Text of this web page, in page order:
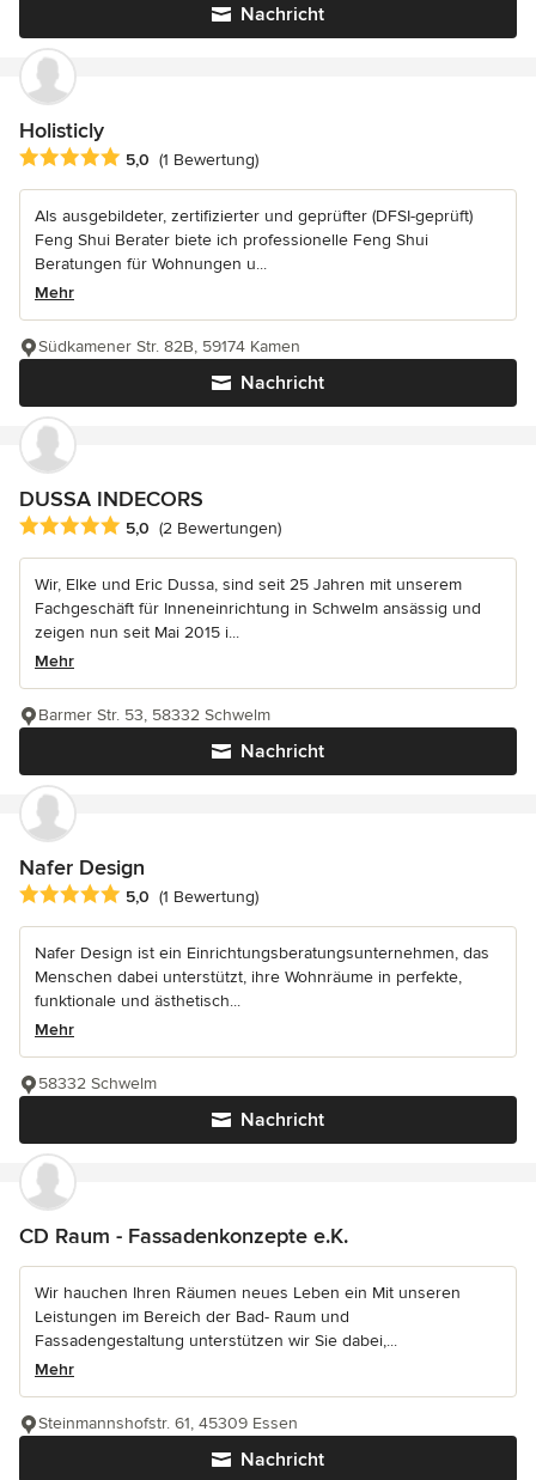
Nachricht
Holisticly
Durchschnittliche Bewertung: 5 von 5 Sternen
5,0 (1 Bewertung)
Als ausgebildeter, zertifizierter und geprüfter (DFSI-geprüft)
Feng Shui Berater biete ich professionelle Feng Shui
Beratungen für Wohnungen u...
Mehr
Nachricht
Südkamener Str. 82B, 59174 Kamen
DUSSA INDECORS
Durchschnittliche Bewertung: 5 von 5 Sternen
5,0 (2 Bewertungen)
Wir, Elke und Eric Dussa, sind seit 25 Jahren mit unserem
Fachgeschäft für Inneneinrichtung in Schwelm ansässig und
zeigen nun seit Mai 2015 i...
Mehr
Nachricht
Barmer Str. 53, 58332 Schwelm
Nafer Design
Durchschnittliche Bewertung: 5 von 5 Sternen
5,0 (1 Bewertung)
Nafer Design ist ein Einrichtungsberatungsunternehmen, das
Menschen dabei unterstützt, ihre Wohnräume in perfekte,
funktionale und ästhetisch...
Mehr
Nachricht
58332 Schwelm
CD Raum - Fassadenkonzepte e.K.
Wir hauchen Ihren Räumen neues Leben ein Mit unseren
Leistungen im Bereich der Bad- Raum und
Fassadengestaltung unterstützen wir Sie dabei,...
Mehr
Nachricht
Steinmannshofstr. 61, 45309 Essen